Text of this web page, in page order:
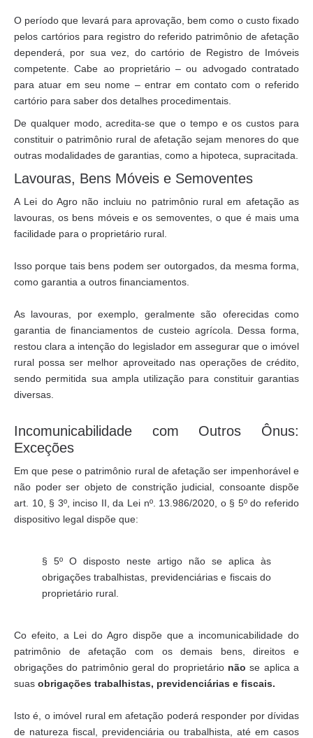
O período que levará para aprovação, bem como o custo fixado
pelos cartórios para registro do referido patrimônio de afetação
dependerá, por sua vez, do cartório de Registro de Imóveis
competente. Cabe ao proprietário – ou advogado contratado
para atuar em seu nome – entrar em contato com o referido
cartório para saber dos detalhes procedimentais.
De qualquer modo, acredita-se que o tempo e os custos para
constituir o patrimônio rural de afetação sejam menores do que
outras modalidades de garantias, como a hipoteca, supracitada.
Lavouras, Bens Móveis e Semoventes
A Lei do Agro não incluiu no patrimônio rural em afetação as
lavouras, os bens móveis e os semoventes, o que é mais uma
facilidade para o proprietário rural.
Isso porque tais bens podem ser outorgados, da mesma forma,
como garantia a outros financiamentos.
As lavouras, por exemplo, geralmente são oferecidas como
garantia de financiamentos de custeio agrícola. Dessa forma,
restou clara a intenção do legislador em assegurar que o imóvel
rural possa ser melhor aproveitado nas operações de crédito,
sendo permitida sua ampla utilização para constituir garantias
diversas.
Incomunicabilidade com Outros Ônus:
Exceções
Em que pese o patrimônio rural de afetação ser impenhorável e
não poder ser objeto de constrição judicial, consoante dispõe
art. 10, § 3º, inciso II, da Lei nº. 13.986/2020, o § 5º do referido
dispositivo legal dispõe que:
§ 5º O disposto neste artigo não se aplica às
obrigações trabalhistas, previdenciárias e fiscais do
proprietário rural.
Co efeito, a Lei do Agro dispõe que a incomunicabilidade do
patrimônio de afetação com os demais bens, direitos e
obrigações do patrimônio geral do proprietárionão se aplica a
suas obrigações trabalhistas, previdenciárias e fiscais.
Isto é, o imóvel rural em afetação poderá responder por dívidas
de natureza fiscal, previdenciária ou trabalhista, até em casos